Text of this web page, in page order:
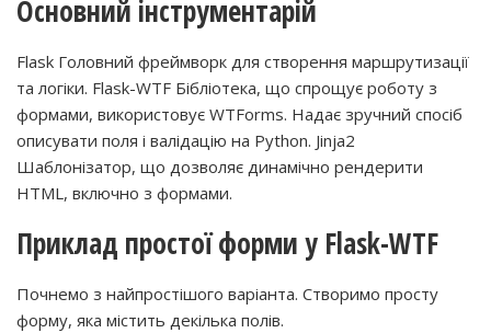
Основний інструментарій
Flask Головний фреймворк для створення маршрутизації
та логіки. Flask-WTF Бібліотека, що спрощує роботу з
формами, використовує WTForms. Надає зручний спосіб
описувати поля і валідацію на Python. Jinja2
Шаблонізатор, що дозволяє динамічно рендерити
HTML, включно з формами.
Приклад простої форми у Flask-WTF
Почнемо з найпростішого варіанта. Створимо просту
форму, яка містить декілька полів.